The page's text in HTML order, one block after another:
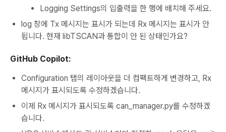
Logging Settings의 입출력을 한 행에 배치해 주세요.
log 창에 Tx 메시지는 표시가 되는데 Rx 메시지는 표시가 안
됩니다. 현재 libTSCAN과 통합이 안 된 상태인가요?
GitHub Copilot:
Configuration 탭의 레이아웃을 더 컴팩트하게 변경하고, Rx
메시지가 표시되도록 수정하겠습니다.
이제 Rx 메시지가 표시되도록 can_manager.py를 수정하겠
습니다.